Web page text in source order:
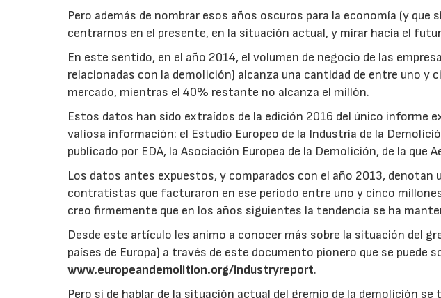
Pero además de nombrar esos años oscuros para la economía (y que
centrarnos en el presente, en la situación actual, y mirar hacia el
En este sentido, en el año 2014, el volumen de negocio de las
relacionadas con la demolición) alcanza una cantidad de entre uno y
mercado, mientras el 40% restante no alcanza el millón.
Estos datos han sido extraídos de la edición 2016 del único informe
valiosa información: el Estudio Europeo de la Industria de la
publicado por EDA, la Asociación Europea de la Demolición, de la que
Los datos antes expuestos, y comparados con el año 2013, denotan
contratistas que facturaron en ese periodo entre uno y cinco
creo firmemente que en los años siguientes la tendencia se ha
Desde este artículo les animo a conocer más sobre la situación del
países de Europa) a través de este documento pionero que se puede
www.europeandemolition.org/industryreport.
Pero si de hablar de la situación actual del gremio de la demolición